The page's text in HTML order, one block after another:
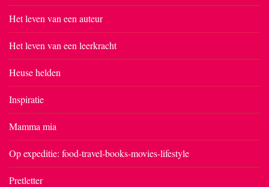
Het leven van een auteur
Het leven van een leerkracht
Heuse helden
Inspiratie
Mamma mia
Op expeditie: food-travel-books-movies-lifestyle
Pretletter